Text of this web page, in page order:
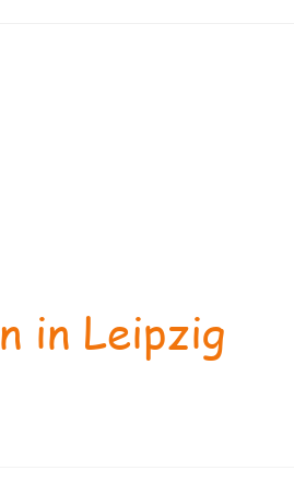
in Leipzig